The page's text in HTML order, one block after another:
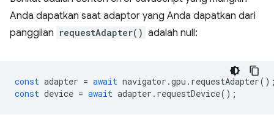
Anda dapatkan saat adaptor yang Anda dapatkan dari
panggilan requestAdapter() adalah null:
const adapter = await navigator .gpu . requestAdapter
const device = await adapter . requestDevice();